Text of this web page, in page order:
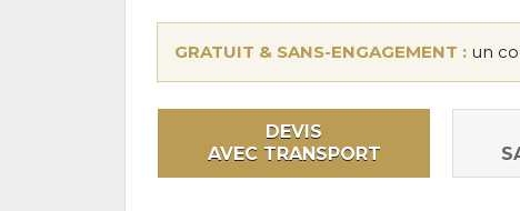
GRATUIT & SANS-ENGAGEMENT : un
DEVIS
AVEC TRANSPORT